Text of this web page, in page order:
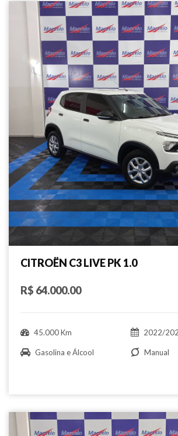
CITROËN C3 LIVE PK 1.0
R$ 64.000.00
45.000 Km 2022/
Gasolina e Álcool Manual